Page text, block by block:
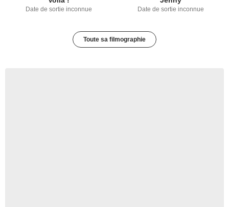
Date de sortie inconnue Date de sortie inconnue
Toute sa filmographie